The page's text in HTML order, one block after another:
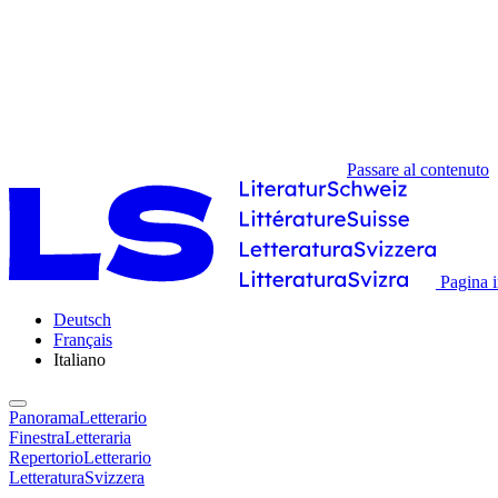
Passare al contenuto
Pagina
Deutsch
Français
Italiano
PanoramaLetterario
FinestraLetteraria
RepertorioLetterario
LetteraturaSvizzera